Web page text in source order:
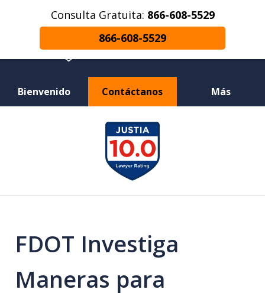
Consulta Gratuita: 866-608-5529
866-608-5529
Bienvenido Contáctanos Más
¿Herido en un Accidente de Coche o
Choque de Motocicleta? ¿Perdiste a un
Ser Querido en una Muerte Injusta?
FDOT Investiga
Maneras para